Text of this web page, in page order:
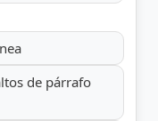
de párrafo